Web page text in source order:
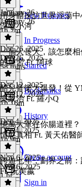
New Releases
In Progress
Starred
Bookmarks
History
Create account
Sign in
January 26
January 26
1h 2m
用身體探訪世界淫蕩
深喉小河
Dec 26, 2025
Dec 26, 2025
58 mins
一個人長大，該怎麼
的練習 Ft. 阿球
Dec 12, 2025
Dec 12, 2025
1h 16m
酷兒音樂大爆發！從
樂政治 Ft. 羅小Q
Dec 4, 2025
Dec 4, 2025
1h 9m
億萬大軍在你腸道裡
情慾真相 Ft. 黃天佑醫
Nov 6, 2025
Nov 6, 2025
1 hr
跨遊七年，劃界之前
Ft. 阮美嬴